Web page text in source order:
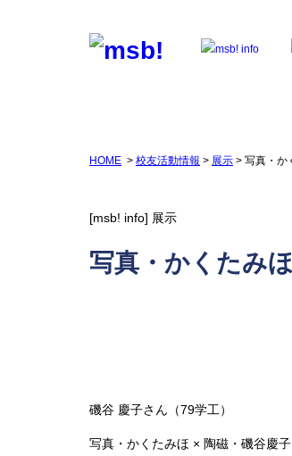
HOME > 校友活動情報 > 展示 > 写真・か
[msb! info] 展示
写真・かくたみ
磯谷 慶子さん（79学工）
写真・かくたみほ × 陶磁・磯谷慶